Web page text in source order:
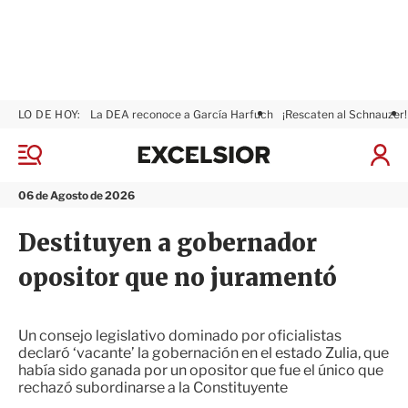
M
n
06 de Agosto de 2026
LO DE HOY: La DEA reconoce a García Harfuch ¡Rescaten al Schnauzer!
I
ó
n
x
i
r
Destituyen a gobernador
opositor que no juramentó
Un consejo legislativo dominado por oficialistas
declaró ‘vacante’ la gobernación en el estado Zulia, que
había sido ganada por un opositor que fue el único que
rechazó subordinarse a la Constituyente